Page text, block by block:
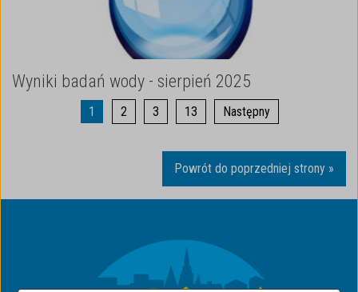
Wyniki badań wody - sierpień 2025
1 2 3 13 Następny
Powrót do poprzedniej strony »